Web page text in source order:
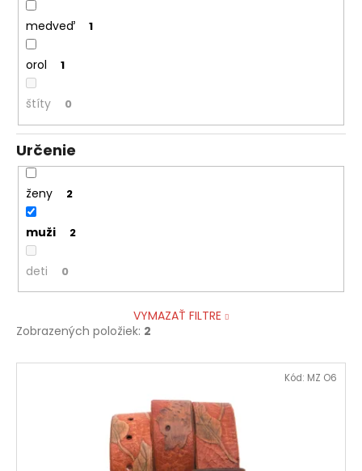
medveď 1
orol 1
štíty 0
Určenie
ženy 2
muži 2
deti 0
VYMAZAŤ FILTRE
Zobrazených položiek: 2
V Kód: MZ O6